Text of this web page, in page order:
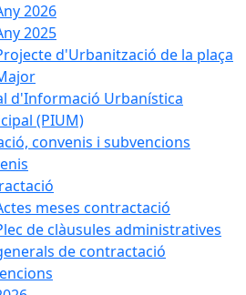
2026
2025
d'Urbanització de la plaça
d'Informació Urbanística
(PIUM)
convenis i subvencions
meses contractació
de clàusules administratives
de contractació